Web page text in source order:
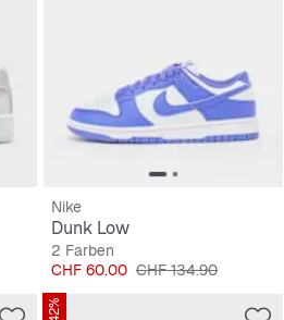
Nike
Dunk Low
2 Farben
Preis
CHF 60.00 Originalpreis
CHF 134.90
-42%